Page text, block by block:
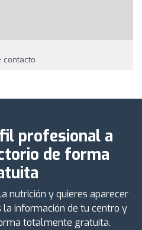
contacto
profesional a
de forma
nutrición y quieres aparecer
la información de tu centro y
totalmente gratuita.